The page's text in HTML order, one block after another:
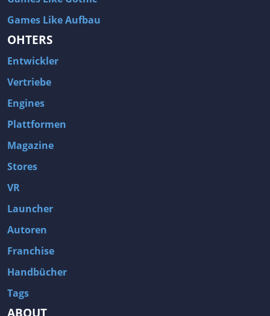
Games Like Aufbau
OHTERS
Entwickler
Vertriebe
Engines
Plattformen
Magazine
Stores
VR
Launcher
Autoren
Franchise
Handbücher
Tags
ABOUT